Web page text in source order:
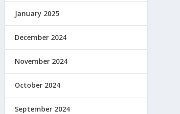
January 2025
December 2024
November 2024
October 2024
September 2024